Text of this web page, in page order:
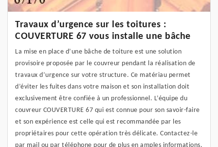
Travaux d’urgence sur les toitures :
COUVERTURE 67 vous installe une bâche
La mise en place d’une bâche de toiture est une solution
provisoire proposée par le couvreur pendant la réalisation de
travaux d’urgence sur votre structure. Ce matériau permet
d’éviter les fuites dans votre maison et son installation doit
exclusivement être confiée à un professionnel. L’équipe du
couvreur COUVERTURE 67 qui est connue pour son savoir-faire
et son expérience est celle qui est recommandée par les
propriétaires pour cette opération très délicate. Contactez-le
par mail ou par téléphone pour de plus en amples informations.